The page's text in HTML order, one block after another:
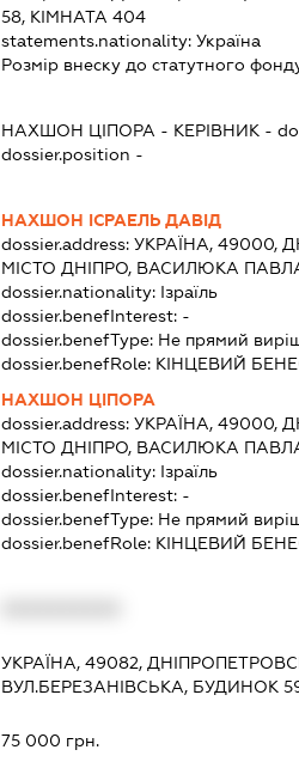
58, КІМНАТА 404
statements.nationality:Україна
Розмір внеску до статутного
НАХШОН ЦІПОРА - КЕРІВНИК -
dossier.position -
НАХШОН ІСРАЕЛЬ ДАВІД
dossier.address:УКРАЇНА, 49000,
МІСТО ДНІПРО, ВАСИЛЮКА
dossier.nationality: Ізраїль
dossier.benefInterest: -
dossier.benefType: Не прямий
dossier.benefRole: КІНЦЕВИЙ
НАХШОН ЦІПОРА
dossier.address:УКРАЇНА, 49000,
МІСТО ДНІПРО, ВАСИЛЮКА
dossier.nationality: Ізраїль
dossier.benefInterest: -
dossier.benefType: Не прямий
dossier.benefRole: КІНЦЕВИЙ
УКРАЇНА, 49082,
ВУЛ.БЕРЕЗАНІВСЬКА, БУДИНОК
75 000 грн.